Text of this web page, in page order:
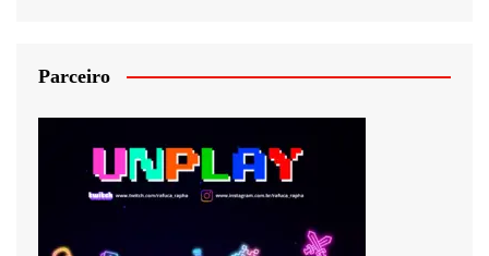
Parceiro